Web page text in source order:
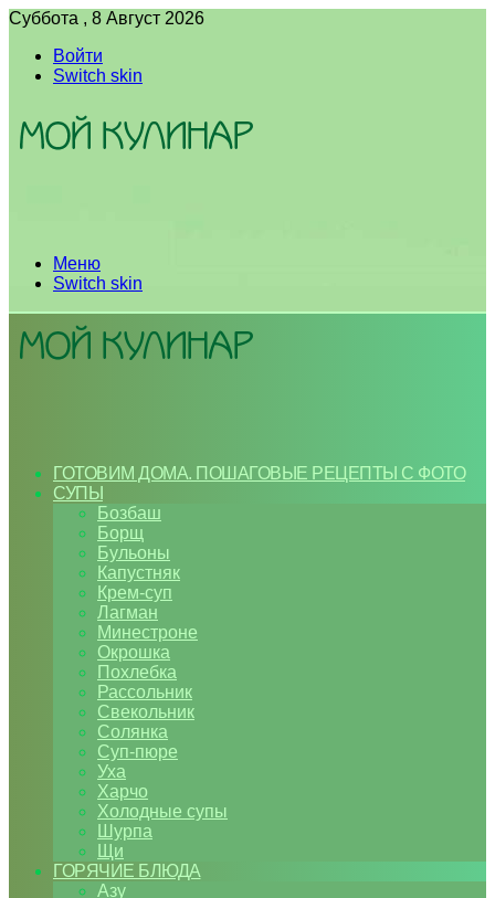
Суббота , 8 Август 2026
Войти
Switch skin
Меню
Switch skin
ГОТОВИМ ДОМА. ПОШАГОВЫЕ РЕЦЕПТЫ С ФОТО
СУПЫ
Бозбаш
Борщ
Бульоны
Капустняк
Крем-суп
Лагман
Минестроне
Окрошка
Похлебка
Рассольник
Свекольник
Солянка
Суп-пюре
Уха
Харчо
Холодные супы
Шурпа
Щи
ГОРЯЧИЕ БЛЮДА
Азу